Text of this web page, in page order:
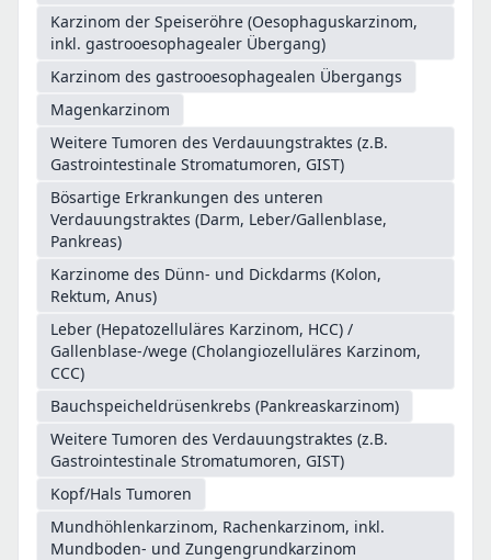
Karzinom der Speiseröhre (Oesophaguskarzinom,
inkl. gastrooesophagealer Übergang)
Karzinom des gastrooesophagealen Übergangs
Magenkarzinom
Weitere Tumoren des Verdauungstraktes (z.B.
Gastrointestinale Stromatumoren, GIST)
Bösartige Erkrankungen des unteren
Verdauungstraktes (Darm, Leber/Gallenblase,
Pankreas)
Karzinome des Dünn- und Dickdarms (Kolon,
Rektum, Anus)
Leber (Hepatozelluläres Karzinom, HCC) /
Gallenblase-/wege (Cholangiozelluläres Karzinom,
CCC)
Bauchspeicheldrüsenkrebs (Pankreaskarzinom)
Weitere Tumoren des Verdauungstraktes (z.B.
Gastrointestinale Stromatumoren, GIST)
Kopf/Hals Tumoren
Mundhöhlenkarzinom, Rachenkarzinom, inkl.
Mundboden- und Zungengrundkarzinom